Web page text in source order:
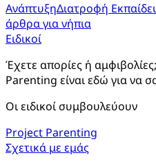
ΑνάπτυξηΔιατροφή
άρθρα για νήπια
Ειδικοί
Έχετε απορίες ή
Parenting είναι εδώ για να
Οι ειδικοί συμβουλεύουν
Project Parenting
Σχετικά με εμάς